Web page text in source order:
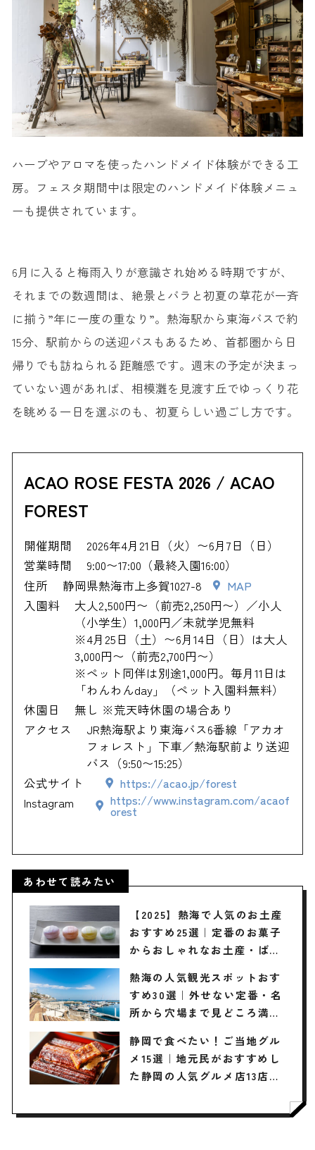
ハーブやアロマを使ったハンドメイド体験ができる工
房。フェスタ期間中は限定のハンドメイド体験メニュ
ーも提供されています。
6月に入ると梅雨入りが意識され始める時期ですが、
それまでの数週間は、絶景とバラと初夏の草花が一斉
に揃う”年に一度の重なり”。熱海駅から東海バスで約
15分、駅前からの送迎バスもあるため、首都圏から日
帰りでも訪ねられる距離感です。週末の予定が決まっ
ていない週があれば、相模灘を見渡す丘でゆっくり花
を眺める一日を選ぶのも、初夏らしい過ごし方です。
ACAO ROSE FESTA 2026 / ACAO
FOREST
開催期間
2026年4月21日（火）〜6月7日（日）
営業時間
9:00〜17:00（最終入園16:00）
住所
静岡県熱海市上多賀1027-8
MAP
入園料
大人2,500円〜（前売2,250円〜）／小人
（小学生）1,000円／未就学児無料
※4月25日（土）〜6月14日（日）は大人
3,000円〜（前売2,700円〜）
※ペット同伴は別途1,000円。毎月11日は
「わんわんday」（ペット入園料無料）
休園日
無し ※荒天時休園の場合あり
アクセス
JR熱海駅より東海バス6番線「アカオ
フォレスト」下車／熱海駅前より送迎
バス（9:50〜15:25）
公式サイト
https://acao.jp/forest
Instagram
https://www.instagram.com/acaof
orest
あわせて読みたい
【2025】熱海で人気のお土産
おすすめ25選｜定番のお菓子
からおしゃれなお土産・ばら
熱海の人気観光スポットおす
すめ30選｜外せない定番・名
所から穴場まで見どころ満載
静岡で食べたい！ご当地グル
メ15選｜地元民がおすすめし
た静岡の人気グルメ店13店も